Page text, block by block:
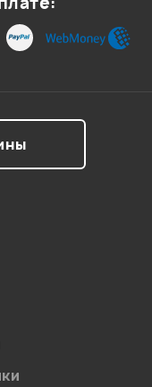
данных в
обработки